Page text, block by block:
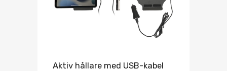
Aktiv hållare med USB-kabel